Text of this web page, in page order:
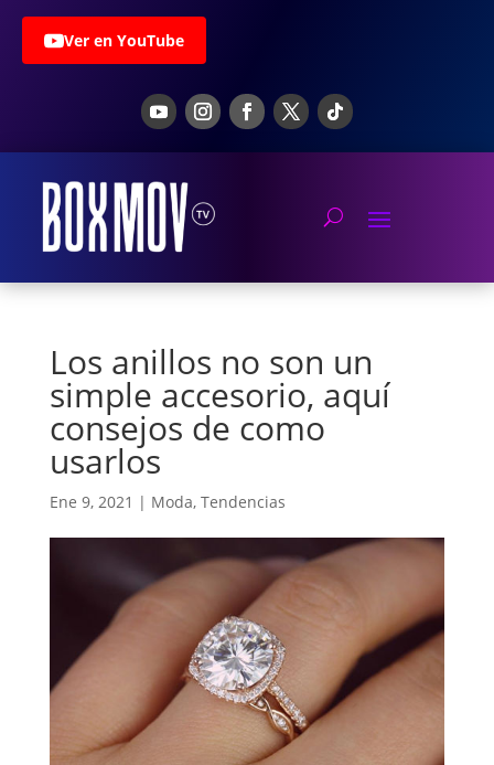
Ver en YouTube
Los anillos no son un
simple accesorio, aquí
consejos de como
usarlos
Ene 9, 2021 | Moda, Tendencias